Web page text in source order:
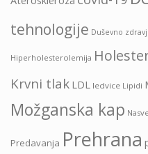
tehnologije Duševno
Hiperholesterolemija
Krvni tlak LDL ledvice Lipidi
Možganska kap
Predavanja Prehrana